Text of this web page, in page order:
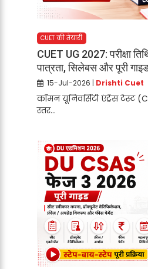
CUET की तैयारी
CUET UG 2027: परीक्षा
पात्रता, सिलेबस और पूरी
15-Jul-2026 | Drishti Cuet
कॉमन यूनिवर्सिटी एंट्रेंस टेस्ट
स्तर...